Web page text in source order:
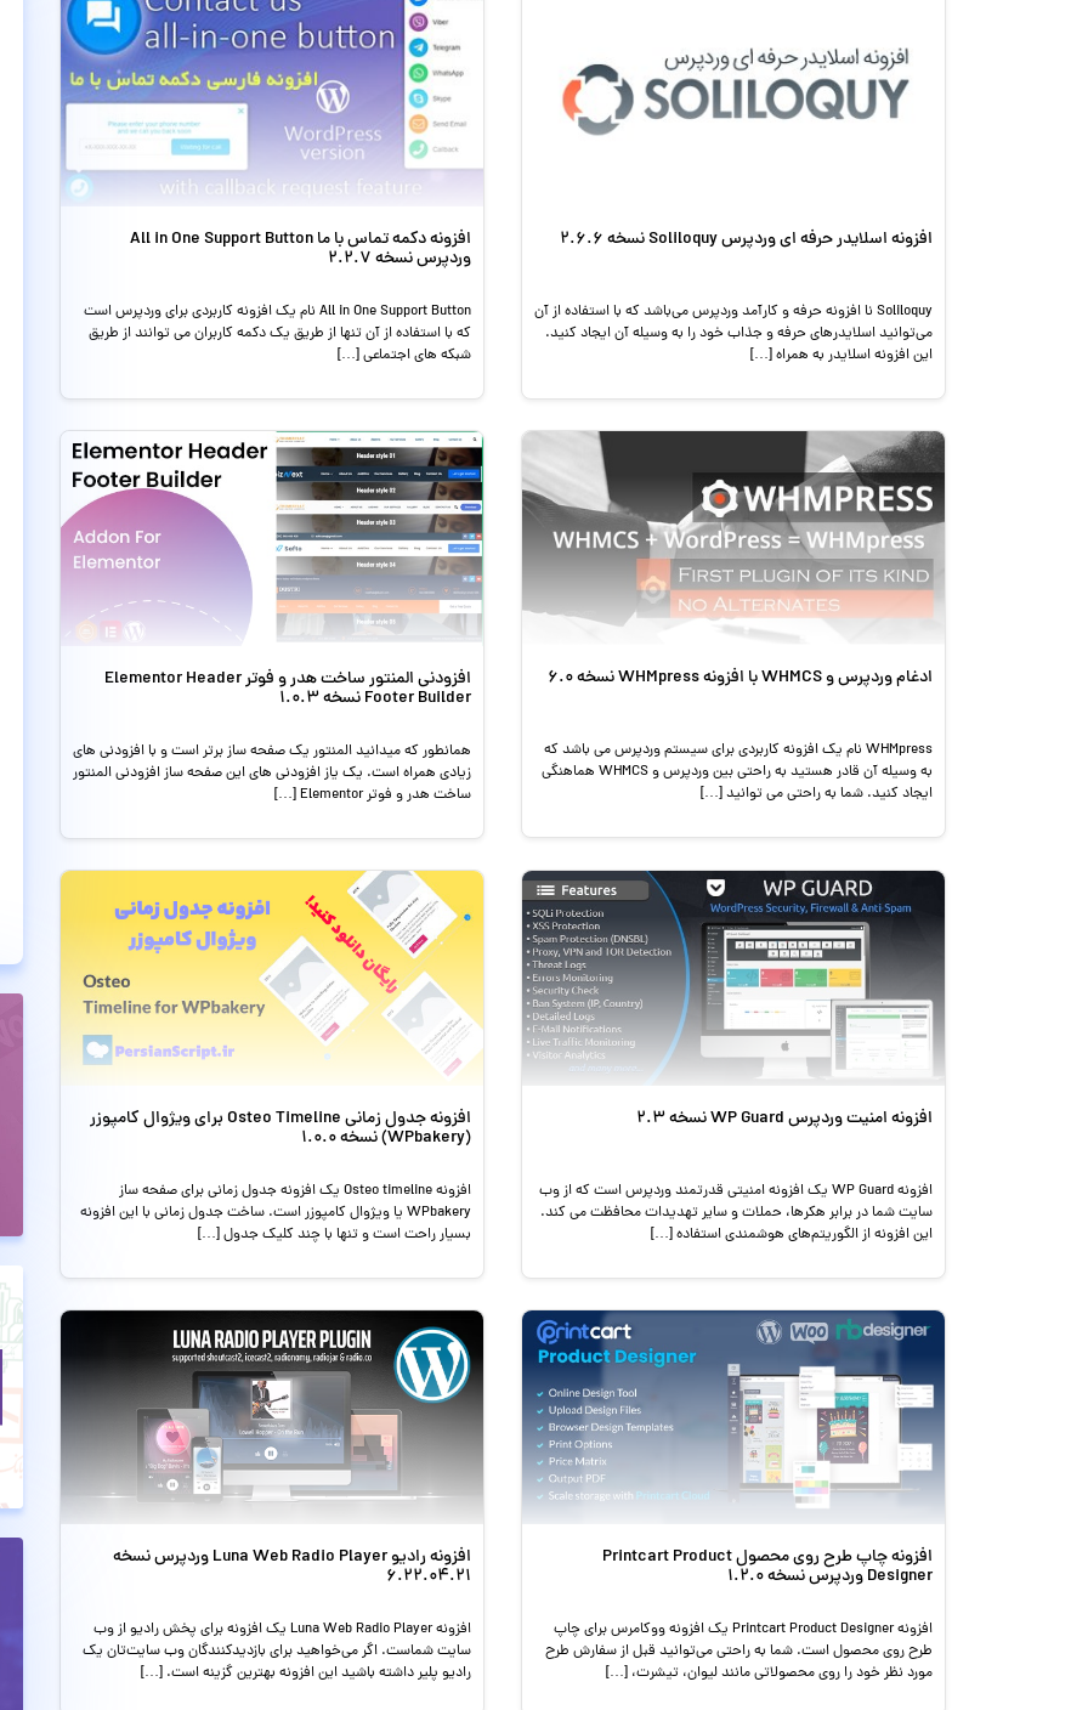
افزونه اسلایدر حرفه ای وردپرس Soliloquy نسخه 2.6.6
Soliloquy نا افزونه حرفه و کارآمد وردپرس می‌باشد که با استفاده از آن
می‌توانید اسلایدرهای حرفه و جذاب خود را به وسیله آن ایجاد کنید.
این افزونه اسلایدر به همراه […]
افزونه دکمه تماس با ما All in One Support Button
وردپرس نسخه 2.2.7
All in One Support Button نام یک افزونه کاربردی برای وردپرس است
که با استفاده از آن تنها از طریق یک دکمه کاربران می توانند از طریق
شبکه های اجتماعی […]
ادغام وردپرس و WHMCS با افزونه WHMpress نسخه 6.0
WHMpress نام یک افزونه کاربردی برای سیستم وردپرس می باشد که
به وسیله آن قادر هستید به راحتی بین وردپرس و WHMCS هماهنگی
ایجاد کنید. شما به راحتی می توانید […]
افزودنی المنتور ساخت هدر و فوتر Elementor Header
Footer Builder نسخه 1.0.3
همانطور که میدانید المنتور یک صفحه ساز برتر است و با افزودنی های
زیادی همراه است. یک یاز افزودنی های این صفحه ساز افزودنی المنتور
ساخت هدر و فوتر Elementor […]
افزونه امنیت وردپرس WP Guard نسخه 2.3
افزونه WP Guard یک افزونه امنیتی قدرتمند وردپرس است که از وب
سایت شما در برابر هکرها، حملات و سایر تهدیدات محافظت می کند.
این افزونه از الگوریتم‌های هوشمندی استفاده […]
افزونه جدول زمانی Osteo Timeline برای ویژوال کامپوزر
(WPbakery) نسخه 1.0.0
افزونه Osteo timeline یک افزونه جدول زمانی برای صفحه ساز
WPbakery یا ویژوال کامپوزر است. ساخت جدول زمانی با این افزونه
بسیار راحت است و تنها با چند کلیک جدول […]
افزونه چاپ طرح روی محصول Printcart Product
Designer وردپرس نسخه 1.2.0
افزونه Printcart Product Designer یک افزونه ووکامرس برای چاپ
طرح روی محصول است. شما به راحتی می‌توانید قبل از سفارش طرح
مورد نظر خود را روی محصولاتی مانند لیوان، تیشرت، […]
افزونه رادیو Luna Web Radio Player وردپرس نسخه
6.22.04.21
افزونه Luna Web Radio Player یک افزونه برای پخش رادیو از وب
سایت شماست. اگر می‌خواهید برای بازدیدکنندگان وب سایت‌تان یک
رادیو پلیر داشته باشید این افزونه بهترین گزینه است. […]